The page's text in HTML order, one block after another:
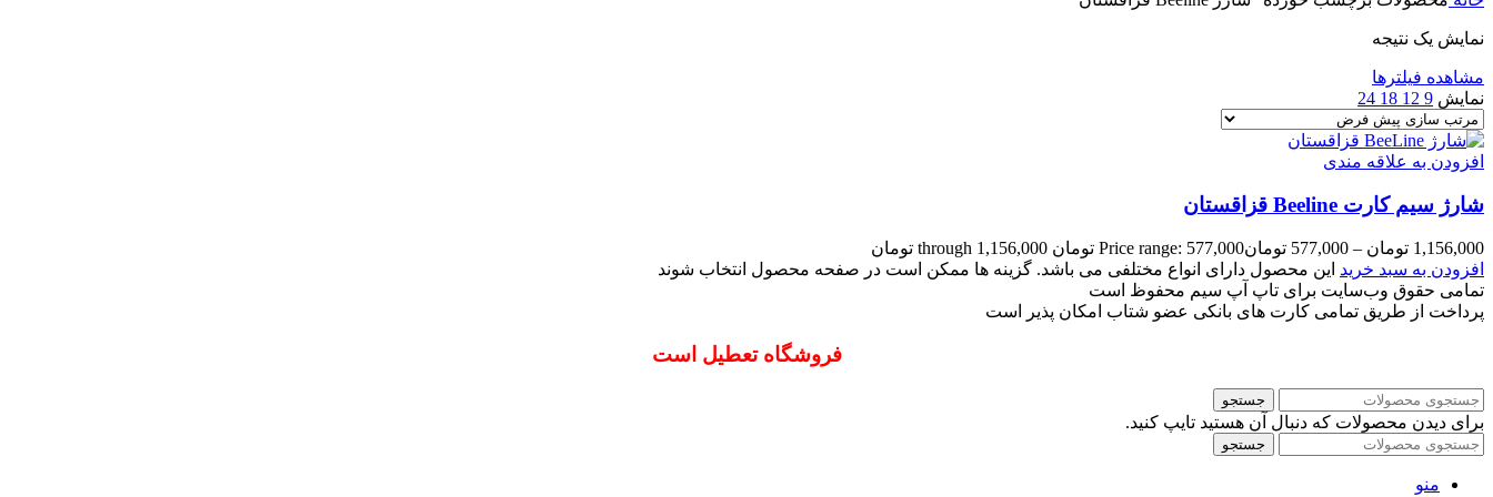
نمایش یک نتیجه
مشاهده فیلترها
نمایش 9
12
18
24
افزودن به علاقه مندی
شارژ سیم کارت Beeline قزاقستان
1,156,000 تومان –
577,000 تومانPrice range: 577,000 تومان through 1,156,000 تومان
افزودن به سبد خرید این محصول دارای انواع مختلفی می باشد. گزینه ها ممکن است در صفحه محصول انتخاب شوند
تمامی حقوق وب‌سایت برای تاپ آپ سیم محفوظ است
پرداخت از طریق تمامی کارت های بانکی عضو شتاب امکان پذیر است
فروشگاه تعطیل است
جستجو
برای دیدن محصولات که دنبال آن هستید تایپ کنید.
جستجو
منو